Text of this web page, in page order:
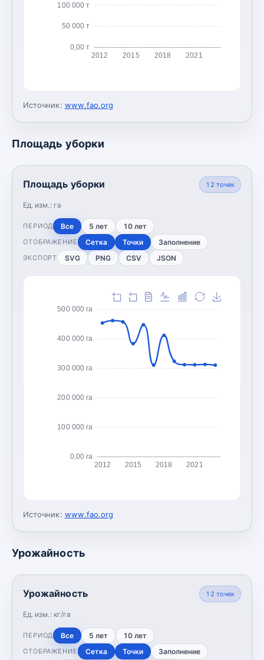
0,00 т
50 000 т
100 000 т
2012 2015 2018 2021
Источник: www.fao.org
Площадь уборки
Площадь уборки
Ед. изм.: га
12 точек
ПЕРИОД Все 5 лет 10 лет
ОТОБРАЖЕНИЕ Сетка Точки Заполнение
ЭКСПОРТ SVG PNG CSV JSON
0,00 га
100 000 га
200 000 га
300 000 га
400 000 га
500 000 га
2012 2015 2018 2021
Источник: www.fao.org
Урожайность
Урожайность
Ед. изм.: кг/га
12 точек
ПЕРИОД Все 5 лет 10 лет
ОТОБРАЖЕНИЕ Сетка Точки Заполнение